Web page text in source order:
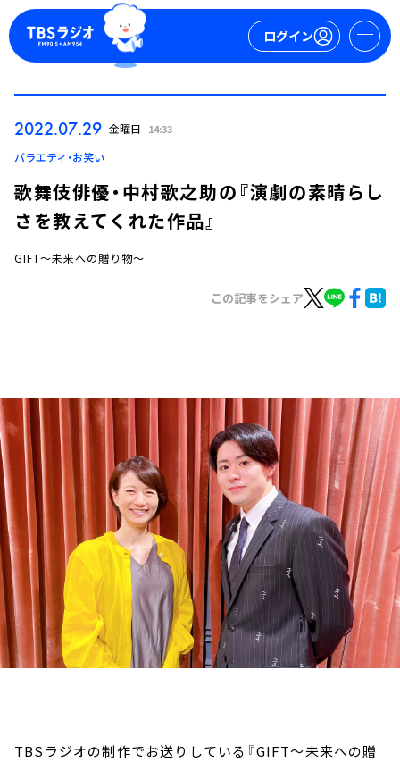
ログイン
ログイン
お知らせ
イベント・グッズ
YouTube
会社情報
2022.07.29 金曜日 14:33
バラエティ・お笑い
歌舞伎俳優・中村歌之助の『演劇の素晴らし
さを教えてくれた作品』
GIFT～未来への贈り物～
この記事をシェア
TBSラジオの制作でお送りしている『GIFT～未来への贈